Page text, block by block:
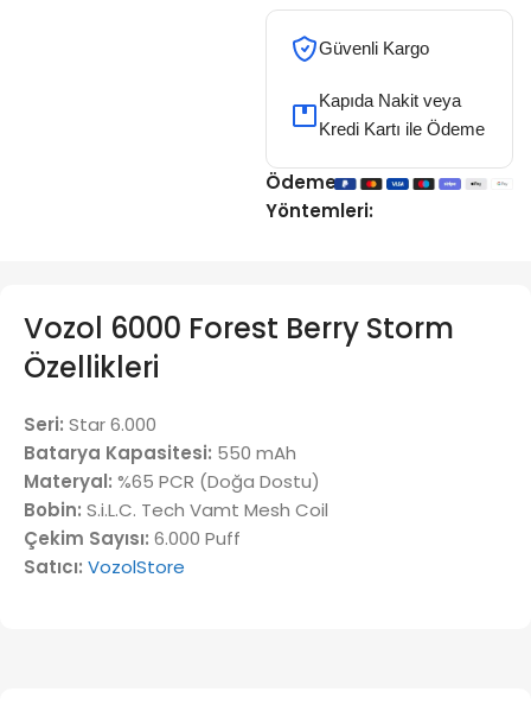
Güvenli Kargo
Kapıda Nakit veya
Kredi Kartı ile Ödeme
Ödeme
Yöntemleri:
Vozol 6000 Forest Berry Storm
Özellikleri
Seri: Star 6.000
Batarya Kapasitesi: 550 mAh
Materyal: %65 PCR (Doğa Dostu)
Bobin: S.i.L.C. Tech Vamt Mesh Coil
Çekim Sayısı: 6.000 Puff
Satıcı: VozolStore